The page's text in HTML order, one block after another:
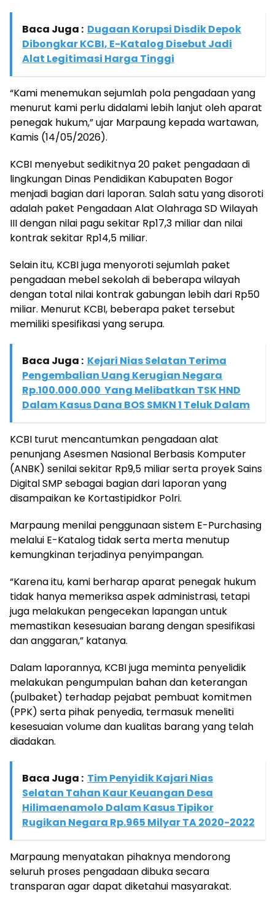
Baca Juga : Dugaan Korupsi Disdik Depok
Dibongkar KCBI, E-Katalog Disebut Jadi
Alat Legitimasi Harga Tinggi
“Kami menemukan sejumlah pola pengadaan yang
menurut kami perlu didalami lebih lanjut oleh aparat
penegak hukum,” ujar Marpaung kepada wartawan,
Kamis (14/05/2026).
KCBI menyebut sedikitnya 20 paket pengadaan di
lingkungan Dinas Pendidikan Kabupaten Bogor
menjadi bagian dari laporan. Salah satu yang disoroti
adalah paket Pengadaan Alat Olahraga SD Wilayah
III dengan nilai pagu sekitar Rp17,3 miliar dan nilai
kontrak sekitar Rp14,5 miliar.
Selain itu, KCBI juga menyoroti sejumlah paket
pengadaan mebel sekolah di beberapa wilayah
dengan total nilai kontrak gabungan lebih dari Rp50
miliar. Menurut KCBI, beberapa paket tersebut
memiliki spesifikasi yang serupa.
Baca Juga : Kejari Nias Selatan Terima
Pengembalian Uang Kerugian Negara
Rp.100.000.000 Yang Melibatkan TSK HND
Dalam Kasus Dana BOS SMKN 1 Teluk Dalam
KCBI turut mencantumkan pengadaan alat
penunjang Asesmen Nasional Berbasis Komputer
(ANBK) senilai sekitar Rp9,5 miliar serta proyek Sains
Digital SMP sebagai bagian dari laporan yang
disampaikan ke Kortastipidkor Polri.
Marpaung menilai penggunaan sistem E-Purchasing
melalui E-Katalog tidak serta merta menutup
kemungkinan terjadinya penyimpangan.
“Karena itu, kami berharap aparat penegak hukum
tidak hanya memeriksa aspek administrasi, tetapi
juga melakukan pengecekan lapangan untuk
memastikan kesesuaian barang dengan spesifikasi
dan anggaran,” katanya.
Dalam laporannya, KCBI juga meminta penyelidik
melakukan pengumpulan bahan dan keterangan
(pulbaket) terhadap pejabat pembuat komitmen
(PPK) serta pihak penyedia, termasuk meneliti
kesesuaian volume dan kualitas barang yang telah
diadakan.
Baca Juga : Tim Penyidik Kajari Nias
Selatan Tahan Kaur Keuangan Desa
Hilimaenamolo Dalam Kasus Tipikor
Rugikan Negara Rp.965 Milyar TA 2020-2022
Marpaung menyatakan pihaknya mendorong
seluruh proses pengadaan dibuka secara
transparan agar dapat diketahui masyarakat.